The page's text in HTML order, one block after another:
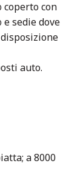
con
sedie dove
auto.
a 8000